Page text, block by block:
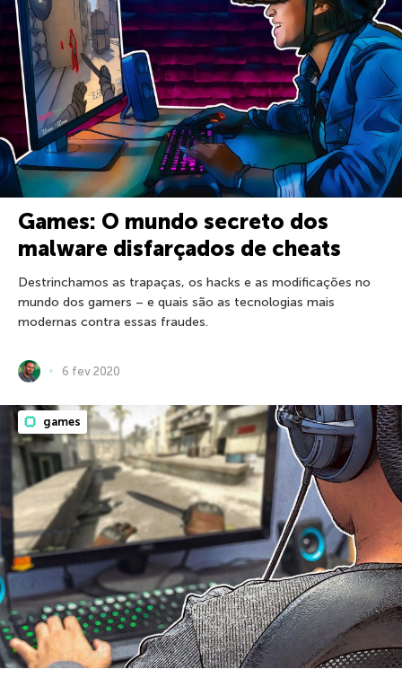
Games: O mundo secreto dos
malware disfarçados de cheats
Destrinchamos as trapaças, os hacks e as modificações no
mundo dos gamers – e quais são as tecnologias mais
modernas contra essas fraudes.
6 fev 2020
games